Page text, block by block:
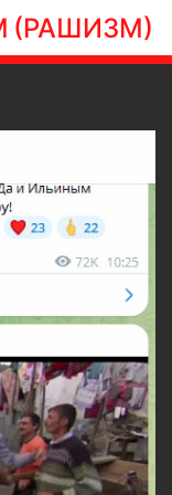
(РАШИЗМ)